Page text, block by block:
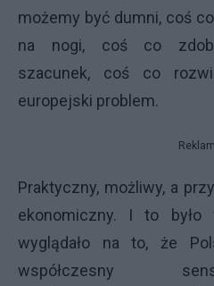
możemy być dumni, coś
na nogi, coś co
szacunek, coś co
europejski problem.
Praktyczny, możliwy, a
ekonomiczny. I to było
wyglądało na to, że
współczesny